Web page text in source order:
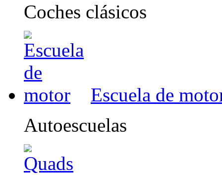
Coches clásicos
Escuela de
Autoescuelas